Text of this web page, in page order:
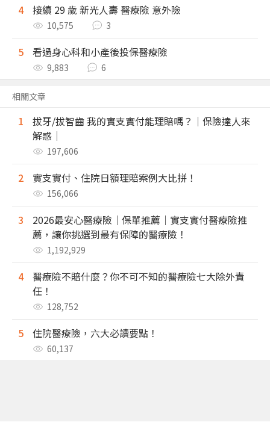
4 接續 29 歲 新光人壽 醫療險 意外險
10,575 3
5 看過身心科和小產後投保醫療險
9,883 6
相關文章
1
拔牙/拔智齒 我的實支實付能理賠嗎？｜保險達人來
解惑｜
197,606
2 實支實付、住院日額理賠案例大比拼！
156,066
3
2026最安心醫療險｜保單推薦｜實支實付醫療險推
薦，讓你挑選到最有保障的醫療險！
1,192,929
4
醫療險不賠什麼？你不可不知的醫療險七大除外責
任！
128,752
5 住院醫療險，六大必讀要點！
60,137